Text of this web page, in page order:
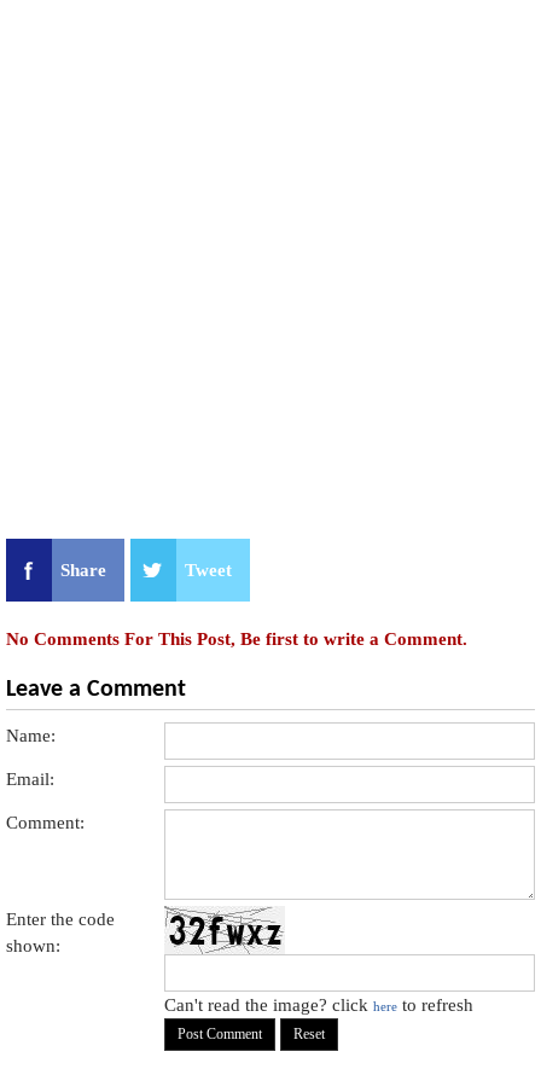
Share Tweet
No Comments For This Post, Be first to write a Comment.
Leave a Comment
Name:
Email:
Comment:
Enter the code
shown:
Can't read the image? clickhere to refresh